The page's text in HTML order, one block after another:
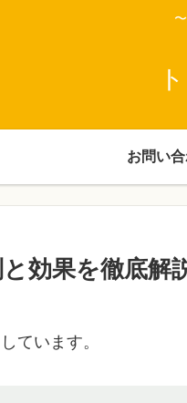
お問い
効果を徹底解
ています。